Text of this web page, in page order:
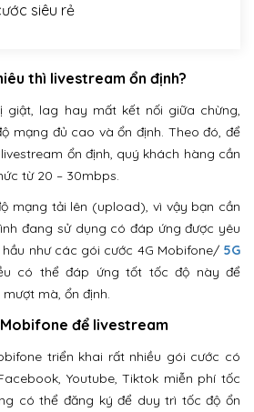
siêu rẻ
thì livestream ổn định?
giật, lag hay mất kết nối giữa chừng,
mạng đủ cao và ổn định. Theo đó, để
ổn định, quý khách hàng cần
từ 20 – 30mbps.
mạng tải lên (upload), vì vậy bạn cần
đang sử dụng có đáp ứng được yêu
như các gói cước 4G Mobifone/ 5G
có thể đáp ứng tốt tốc độ này để
mà, ổn định.
để livestream
triển khai rất nhiều gói cước có
Youtube, Tiktok miễn phí tốc
có thể đăng ký để duy trì tốc độ ổn